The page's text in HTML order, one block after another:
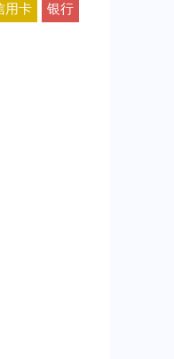
用卡 银行